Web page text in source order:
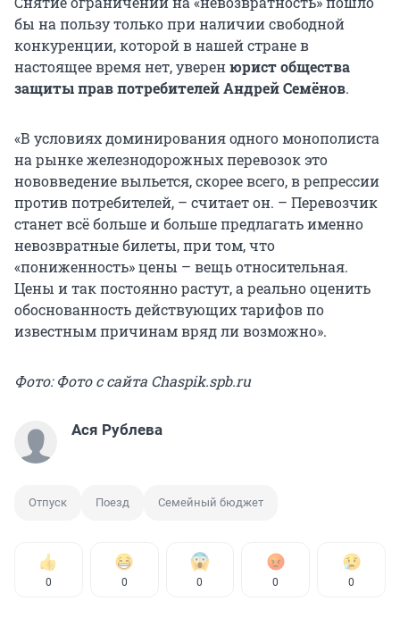
бы на пользу только при наличии свободной
конкуренции, которой в нашей стране в
настоящее время нет, уверенюристобщества
защиты прав потребителейАндрей Семёнов.
«В условиях доминирования одного монополиста
на рынке железнодорожных перевозок это
нововведение выльется, скорее всего, в репрессии
против потребителей, – считает он. – Перевозчик
станет всё больше и больше предлагать именно
невозвратные билеты, при том, что
«пониженность» цены – вещь относительная.
Цены и так постоянно растут, а реально оценить
обоснованность действующих тарифов по
известным причинам вряд ли возможно».
Фото: Фото с сайта Chaspik.spb.ru
Ася Рублева
Отпуск Поезд Семейный бюджет
0 0 0 0 0